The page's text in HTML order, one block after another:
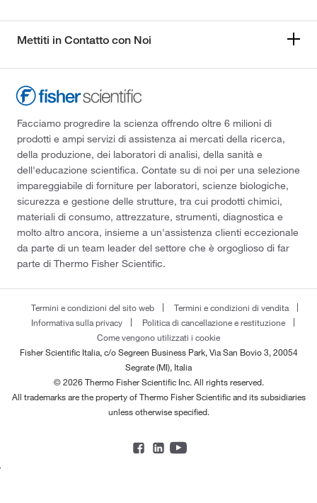
Mettiti in Contatto con Noi
Facciamo progredire la scienza offrendo oltre 6 milioni di
prodotti e ampi servizi di assistenza ai mercati della ricerca,
della produzione, dei laboratori di analisi, della sanità e
dell'educazione scientifica. Contate su di noi per una selezione
impareggiabile di forniture per laboratori, scienze biologiche,
sicurezza e gestione delle strutture, tra cui prodotti chimici,
materiali di consumo, attrezzature, strumenti, diagnostica e
molto altro ancora, insieme a un'assistenza clienti eccezionale
da parte di un team leader del settore che è orgoglioso di far
parte di Thermo Fisher Scientific.
Termini e condizioni del sito web
Termini e condizioni di vendita
Informativa sulla privacy
Politica di cancellazione e restituzione
Come vengono utilizzati i cookie
Fisher Scientific Italia, c/o Segreen Business Park, Via San Bovio 3, 20054
Segrate (MI), Italia
© 2026 Thermo Fisher Scientific Inc. All rights reserved.
All trademarks are the property of Thermo Fisher Scientific and its subsidiaries
unless otherwise specified.